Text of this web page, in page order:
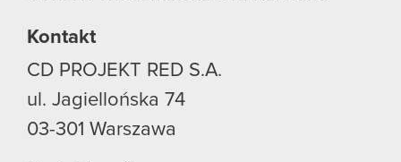
Kontakt
CD PROJEKT RED S.A.
ul. Jagiellońska 74
03-301 Warszawa